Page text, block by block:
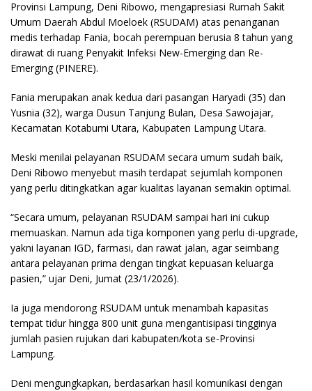
Provinsi Lampung, Deni Ribowo, mengapresiasi Rumah Sakit
Umum Daerah Abdul Moeloek (RSUDAM) atas penanganan
medis terhadap Fania, bocah perempuan berusia 8 tahun yang
dirawat di ruang Penyakit Infeksi New-Emerging dan Re-
Emerging (PINERE).
Fania merupakan anak kedua dari pasangan Haryadi (35) dan
Yusnia (32), warga Dusun Tanjung Bulan, Desa Sawojajar,
Kecamatan Kotabumi Utara, Kabupaten Lampung Utara.
Meski menilai pelayanan RSUDAM secara umum sudah baik,
Deni Ribowo menyebut masih terdapat sejumlah komponen
yang perlu ditingkatkan agar kualitas layanan semakin optimal.
“Secara umum, pelayanan RSUDAM sampai hari ini cukup
memuaskan. Namun ada tiga komponen yang perlu di-upgrade,
yakni layanan IGD, farmasi, dan rawat jalan, agar seimbang
antara pelayanan prima dengan tingkat kepuasan keluarga
pasien,” ujar Deni, Jumat (23/1/2026).
Ia juga mendorong RSUDAM untuk menambah kapasitas
tempat tidur hingga 800 unit guna mengantisipasi tingginya
jumlah pasien rujukan dari kabupaten/kota se-Provinsi
Lampung.
Deni mengungkapkan, berdasarkan hasil komunikasi dengan